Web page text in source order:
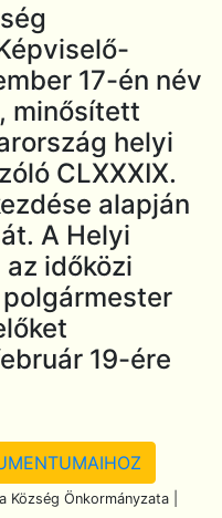
17-én név
minősített
helyi
CLXXXIX.
alapján
A Helyi
időközi
19-ére
Önkormányzata |